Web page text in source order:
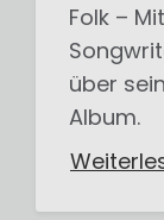
Folk –
über
Album.